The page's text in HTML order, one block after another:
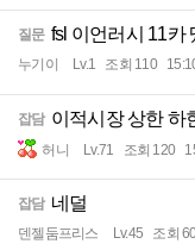
질문 fsl 이언러시 11카
누기이 Lv.1 조회 110
잡담 이적시장 상한 하
허니 Lv.71 조회 120
잡담 네덜
덴젤둠프리스 Lv.45 조회